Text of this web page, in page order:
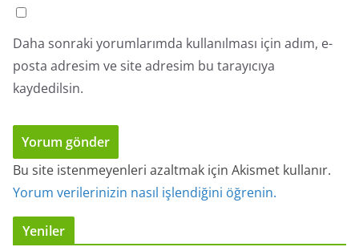
Daha sonraki yorumlarımda kullanılması için adım, e-
posta adresim ve site adresim bu tarayıcıya
kaydedilsin.
Bu site istenmeyenleri azaltmak için Akismet kullanır.
Yorum verilerinizin nasıl işlendiğini öğrenin.
Yeniler